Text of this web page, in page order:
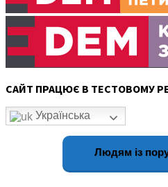
САЙТ ПРАЦЮЄ В ТЕСТОВОМУ
Українська
Людям із